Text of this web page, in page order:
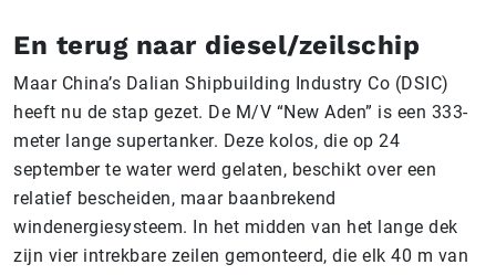
En terug naar diesel/zeilschip
Maar China’s Dalian Shipbuilding Industry Co (DSIC)
heeft nu de stap gezet. De M/V “New Aden” is een 333-
meter lange supertanker. Deze kolos, die op 24
september te water werd gelaten, beschikt over een
relatief bescheiden, maar baanbrekend
windenergiesysteem. In het midden van het lange dek
zijn vier intrekbare zeilen gemonteerd, die elk 40 m van